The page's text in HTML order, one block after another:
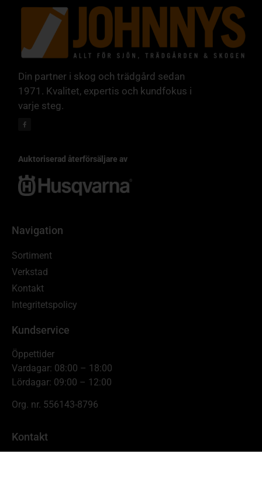
Din partner i skog och trädgård sedan
1971. Kvalitet, expertis och kundfokus i
varje steg.
Auktoriserad återförsäljare av
Navigation
Sortiment
Verkstad
Kontakt
Integritetspolicy
Kundservice
Öppettider
Vardagar: 08:00 – 18:00
Lördagar: 09:00 – 12:00
Org. nr. 556143-8796
Kontakt